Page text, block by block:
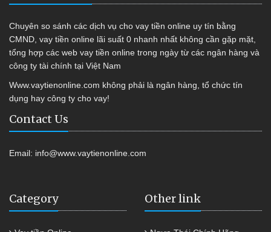
Chuyên so sánh các dịch vụ cho vay tiền online uy tín bằng
CMND, vay tiền online lãi suất 0 nhanh nhất không cần gặp mặt,
tổng hợp các web vay tiền online trong ngày từ các ngân hàng và
công ty tài chính tại Việt Nam
Www.vaytienonline.com không phải là ngân hàng, tổ chức tín
dụng hay công ty cho vay!
Contact Us
Email: info@www.vaytienonline.com
Category Other link